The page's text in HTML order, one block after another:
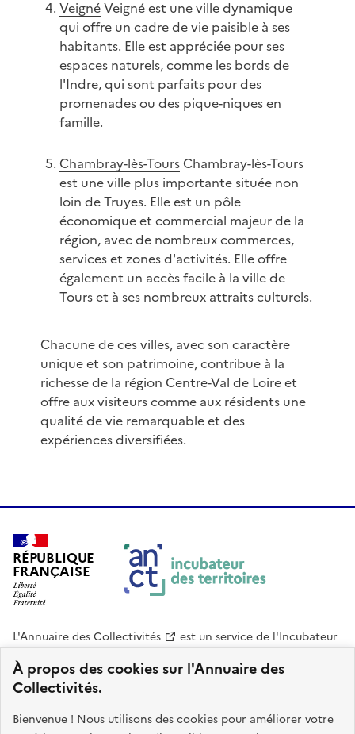
À propos des cookies sur l'Annuaire des
Collectivités.
Bienvenue ! Nous utilisons des cookies pour améliorer votre
VeignéVeigné est une ville dynamique
qui offre un cadre de vie paisible à ses
habitants. Elle est appréciée pour ses
espaces naturels, comme les bords de
l'Indre, qui sont parfaits pour des
promenades ou des pique-niques en
famille.
Chambray-lès-ToursChambray-lès-Tours
est une ville plus importante située non
loin de Truyes. Elle est un pôle
économique et commercial majeur de la
région, avec de nombreux commerces,
services et zones d'activités. Elle offre
également un accès facile à la ville de
Tours et à ses nombreux attraits culturels.
Chacune de ces villes, avec son caractère
unique et son patrimoine, contribue à la
richesse de la région Centre-Val de Loire et
offre aux visiteurs comme aux résidents une
qualité de vie remarquable et des
expériences diversifiées.
RÉPUBLIQUE
FRANÇAISE
L'Annuaire des Collectivités est un service de l'Incubateur
des Territoires
Cohésion des Territoires
. Le code source de ce site web
est disponible en licence libre. Le design de ce site est conçu
avec le système de design de l’État.